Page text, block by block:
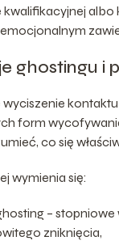
albo
ghostingu i
wyciszenie
form
co się
wymienia się:
– stopniowe
zniknięcia,